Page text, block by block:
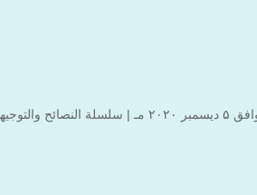
سلسلة النصائح